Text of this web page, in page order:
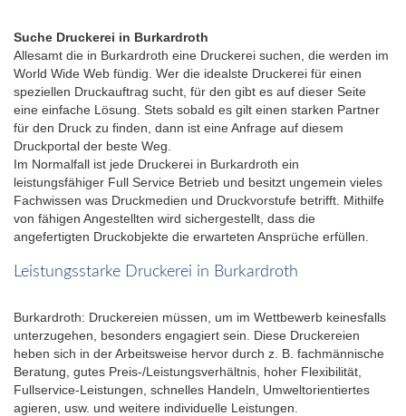
Suche Druckerei in Burkardroth
Allesamt die in Burkardroth eine Druckerei suchen, die werden im
World Wide Web fündig. Wer die idealste Druckerei für einen
speziellen Druckauftrag sucht, für den gibt es auf dieser Seite
eine einfache Lösung. Stets sobald es gilt einen starken Partner
für den Druck zu finden, dann ist eine Anfrage auf diesem
Druckportal der beste Weg.
Im Normalfall ist jede Druckerei in Burkardroth ein
leistungsfähiger Full Service Betrieb und besitzt ungemein vieles
Fachwissen was Druckmedien und Druckvorstufe betrifft. Mithilfe
von fähigen Angestellten wird sichergestellt, dass die
angefertigten Druckobjekte die erwarteten Ansprüche erfüllen.
Leistungsstarke Druckerei in Burkardroth
Burkardroth: Druckereien müssen, um im Wettbewerb keinesfalls
unterzugehen, besonders engagiert sein. Diese Druckereien
heben sich in der Arbeitsweise hervor durch z. B. fachmännische
Beratung, gutes Preis-/Leistungsverhältnis, hoher Flexibilität,
Fullservice-Leistungen, schnelles Handeln, Umweltorientiertes
agieren, usw. und weitere individuelle Leistungen.